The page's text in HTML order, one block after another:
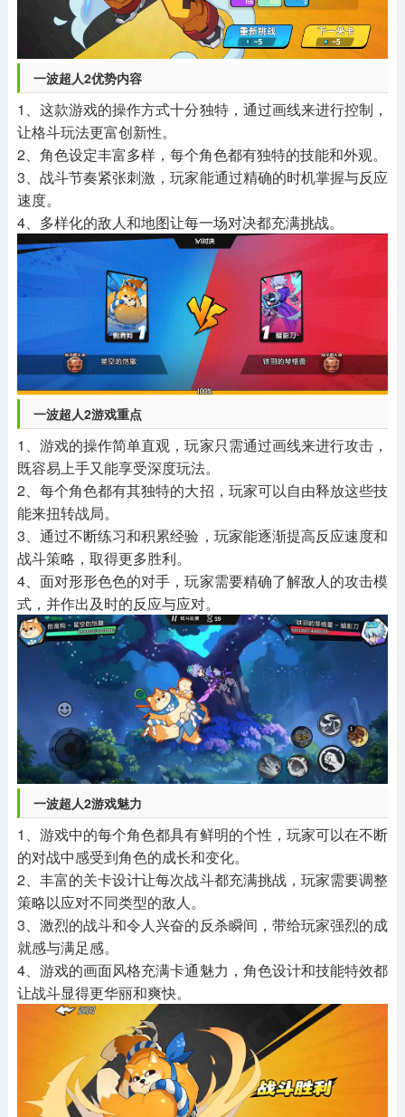
一波超人2优势内容
1、这款游戏的操作方式十分独特，通过画线来进行控制，
让格斗玩法更富创新性。
2、角色设定丰富多样，每个角色都有独特的技能和外观。
3、战斗节奏紧张刺激，玩家能通过精确的时机掌握与反应
速度。
4、多样化的敌人和地图让每一场对决都充满挑战。
一波超人2游戏重点
1、游戏的操作简单直观，玩家只需通过画线来进行攻击，
既容易上手又能享受深度玩法。
2、每个角色都有其独特的大招，玩家可以自由释放这些技
能来扭转战局。
3、通过不断练习和积累经验，玩家能逐渐提高反应速度和
战斗策略，取得更多胜利。
4、面对形形色色的对手，玩家需要精确了解敌人的攻击模
式，并作出及时的反应与应对。
一波超人2游戏魅力
1、游戏中的每个角色都具有鲜明的个性，玩家可以在不断
的对战中感受到角色的成长和变化。
2、丰富的关卡设计让每次战斗都充满挑战，玩家需要调整
策略以应对不同类型的敌人。
3、激烈的战斗和令人兴奋的反杀瞬间，带给玩家强烈的成
就感与满足感。
4、游戏的画面风格充满卡通魅力，角色设计和技能特效都
让战斗显得更华丽和爽快。